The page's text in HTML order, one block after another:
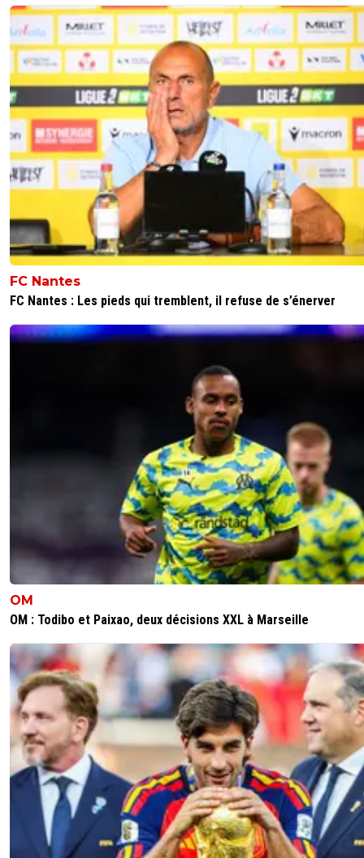
FC Nantes
FC Nantes : Les pieds qui tremblent, il refuse de s’énerver
OM
OM : Todibo et Paixao, deux décisions XXL à Marseille